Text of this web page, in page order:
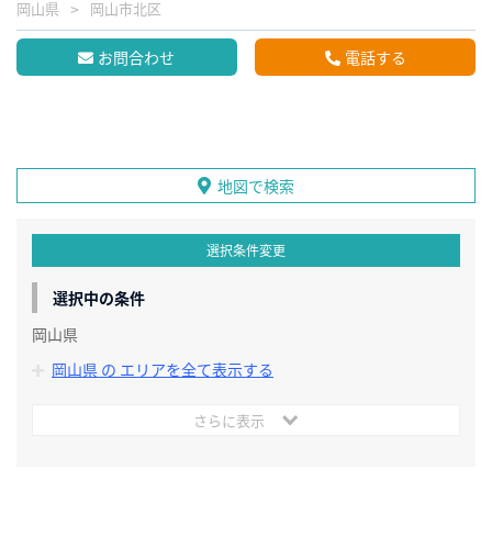
岡山県 岡山市北区
お問合わせ 電話する
地図で検索
選択条件変更
選択中の条件
岡山県
岡山県 の エリアを全て表示する
さらに表示